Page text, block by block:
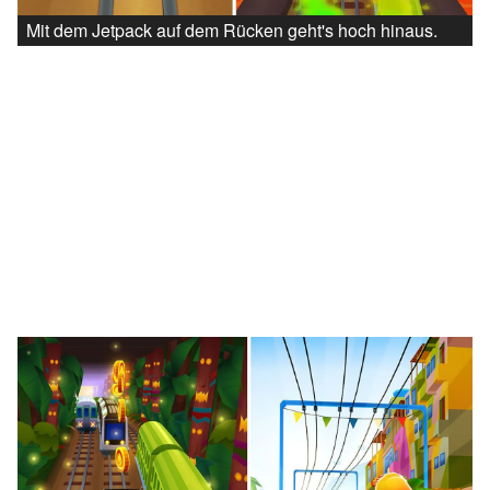
Mit dem Jetpack auf dem Rücken geht's hoch hinaus.